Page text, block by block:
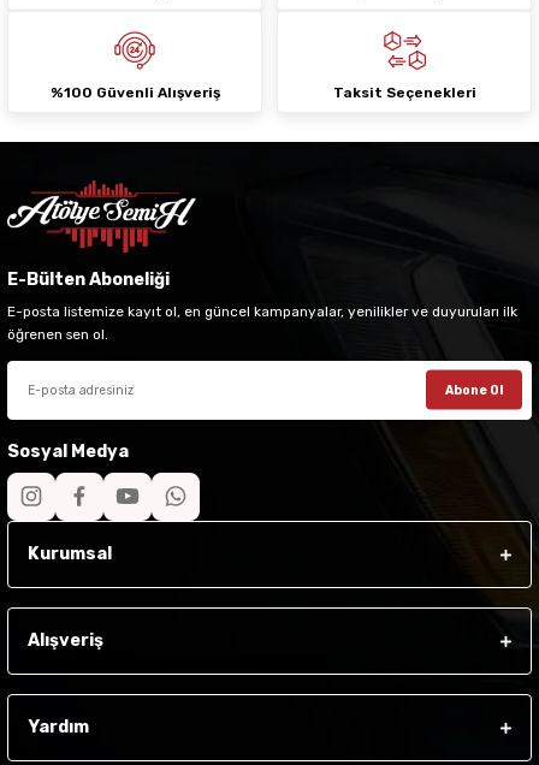
%100 Güvenli Alışveriş Taksit Seçenekleri
E-Bülten Aboneliği
E-posta listemize kayıt ol, en güncel kampanyalar, yenilikler ve duyuruları ilk
öğrenen sen ol.
Abone Ol
Sosyal Medya
Kurumsal
Alışveriş
Yardım